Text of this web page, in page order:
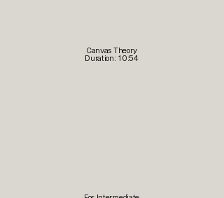
Canvas Theory
Duration: 10:54